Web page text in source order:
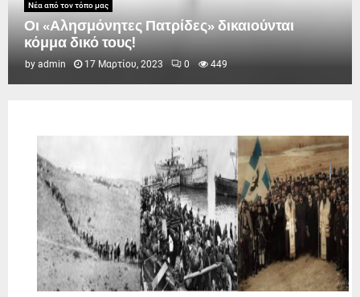
Νέα από τον τόπο μας
Οι «Αλησμόνητες Πατρίδες» δικαιούνται
κόμμα δικό τους!
by admin 17 Μαρτίου, 2023 0 449